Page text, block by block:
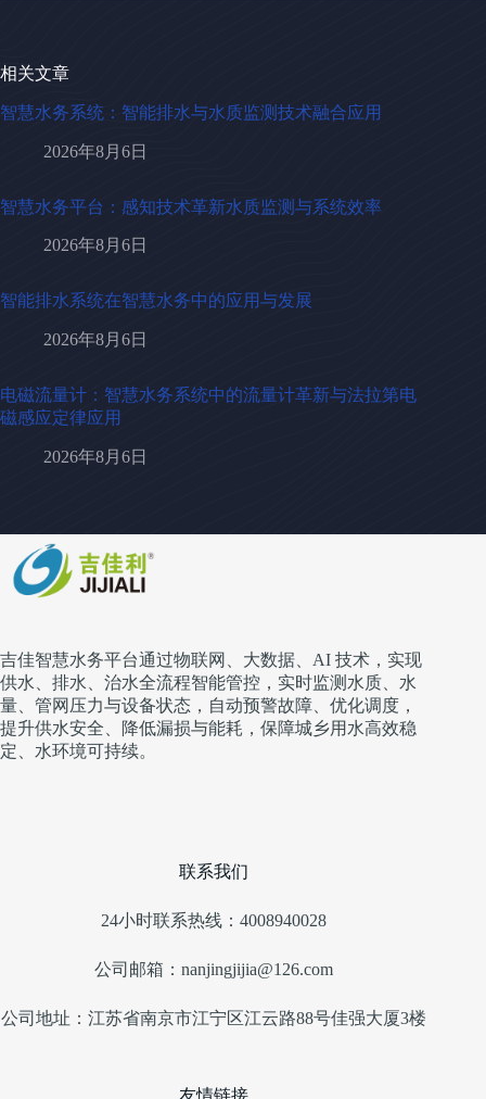
相关文章
智慧水务系统：智能排水与水质监测技术融合应用
2026年8月6日
智慧水务平台：感知技术革新水质监测与系统效率
2026年8月6日
智能排水系统在智慧水务中的应用与发展
2026年8月6日
电磁流量计：智慧水务系统中的流量计革新与法拉第电
磁感应定律应用
2026年8月6日
吉佳智慧水务平台通过物联网、大数据、AI 技术，实现
供水、排水、治水全流程智能管控，实时监测水质、水
量、管网压力与设备状态，自动预警故障、优化调度，
提升供水安全、降低漏损与能耗，保障城乡用水高效稳
定、水环境可持续。
联系我们
24小时联系热线：4008940028
公司邮箱：nanjingjijia@126.com
公司地址：江苏省南京市江宁区江云路88号佳强大厦3楼